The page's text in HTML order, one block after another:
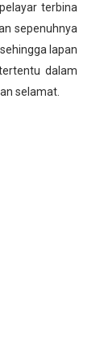
terbina
sepenuhnya
lapan
dalam
selamat.